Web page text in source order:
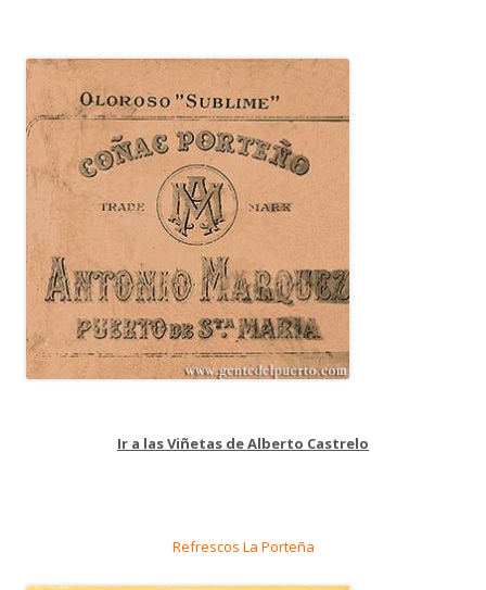
Ir a las Viñetas de Alberto Castrelo
Refrescos La Porteña